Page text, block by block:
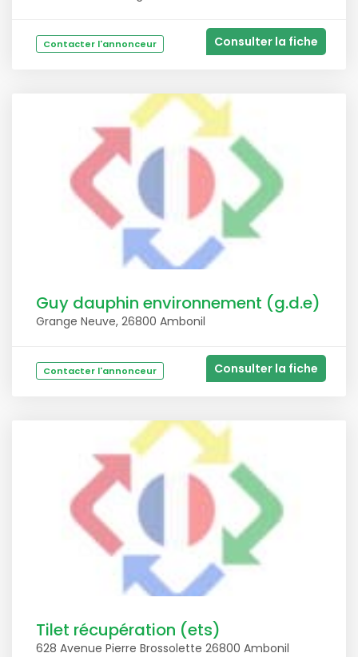
Contacter l'annonceur Consulter la fiche
Guy dauphin environnement (g.d.e)
Grange Neuve, 26800 Ambonil
Contacter l'annonceur Consulter la fiche
Tilet récupération (ets)
628 Avenue Pierre Brossolette 26800 Ambonil